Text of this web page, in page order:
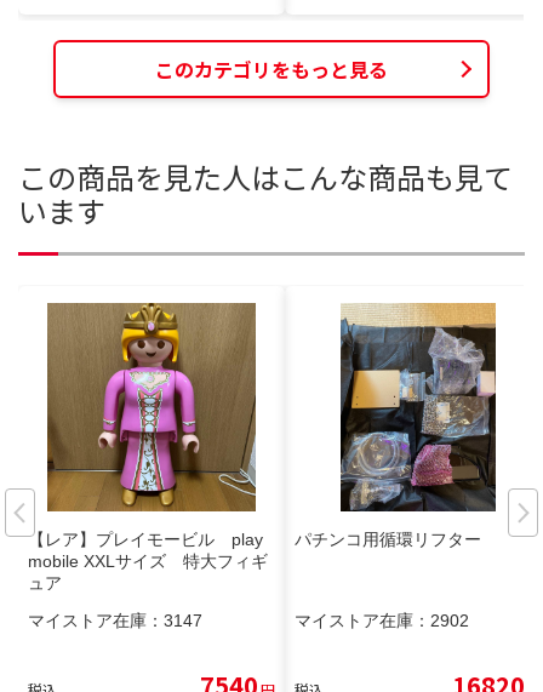
このカテゴリをもっと見る
この商品を見た人はこんな商品も見て
います
【レア】プレイモービル play
mobile XXLサイズ 特大フィギ
ュア
マイストア在庫： 3147
7540
パチンコ用循環リフター
マイストア在庫： 2902
16820